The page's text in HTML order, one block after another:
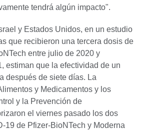
tendrá algún impacto".
y Estados Unidos, en un estudio
que recibieron una tercera dosis de
entre julio de 2020 y
estiman que la efectividad de un
después de siete días. La
y Medicamentos y los
y la Prevención de
el viernes pasado los dos
19 de Pfizer-BioNTech y Moderna